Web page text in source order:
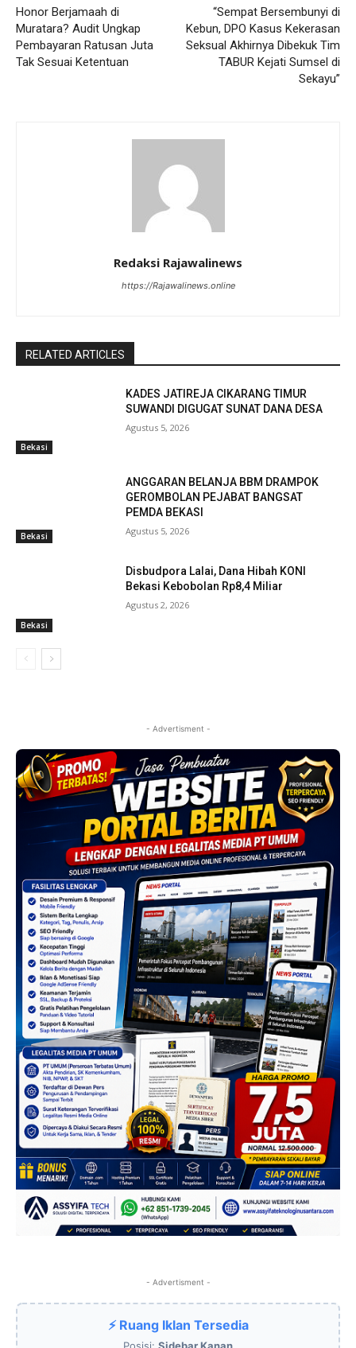
Honor Berjamaah di
Muratara? Audit Ungkap
Pembayaran Ratusan Juta
Tak Sesuai Ketentuan
“Sempat Bersembunyi di
Kebun, DPO Kasus Kekerasan
Seksual Akhirnya Dibekuk Tim
TABUR Kejati Sumsel di
Sekayu”
Redaksi Rajawalinews
https://Rajawalinews.online
RELATED ARTICLES
Bekasi
KADES JATIREJA CIKARANG TIMUR
SUWANDI DIGUGAT SUNAT DANA DESA
Agustus 5, 2026
Bekasi
ANGGARAN BELANJA BBM DRAMPOK
GEROMBOLAN PEJABAT BANGSAT
PEMDA BEKASI
Agustus 5, 2026
Bekasi
Disbudpora Lalai, Dana Hibah KONI
Bekasi Kebobolan Rp8,4 Miliar
Agustus 2, 2026
- Advertisment -
- Advertisment -
⚡ Ruang Iklan Tersedia
Posisi: Sidebar Kanan